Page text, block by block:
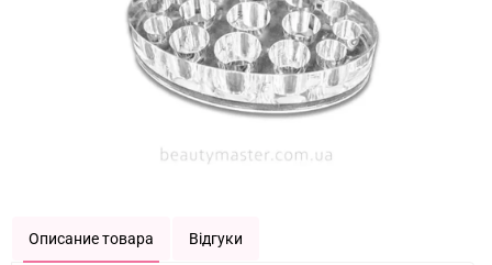
Описание товара Відгуки